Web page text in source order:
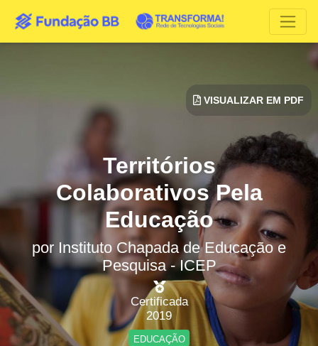
Territórios
Colaborativos Pela
Educação
por Instituto Chapada de Educação e
Pesquisa - ICEP
Certificada
2019
EDUCAÇÃO
VISUALIZAR EM PDF